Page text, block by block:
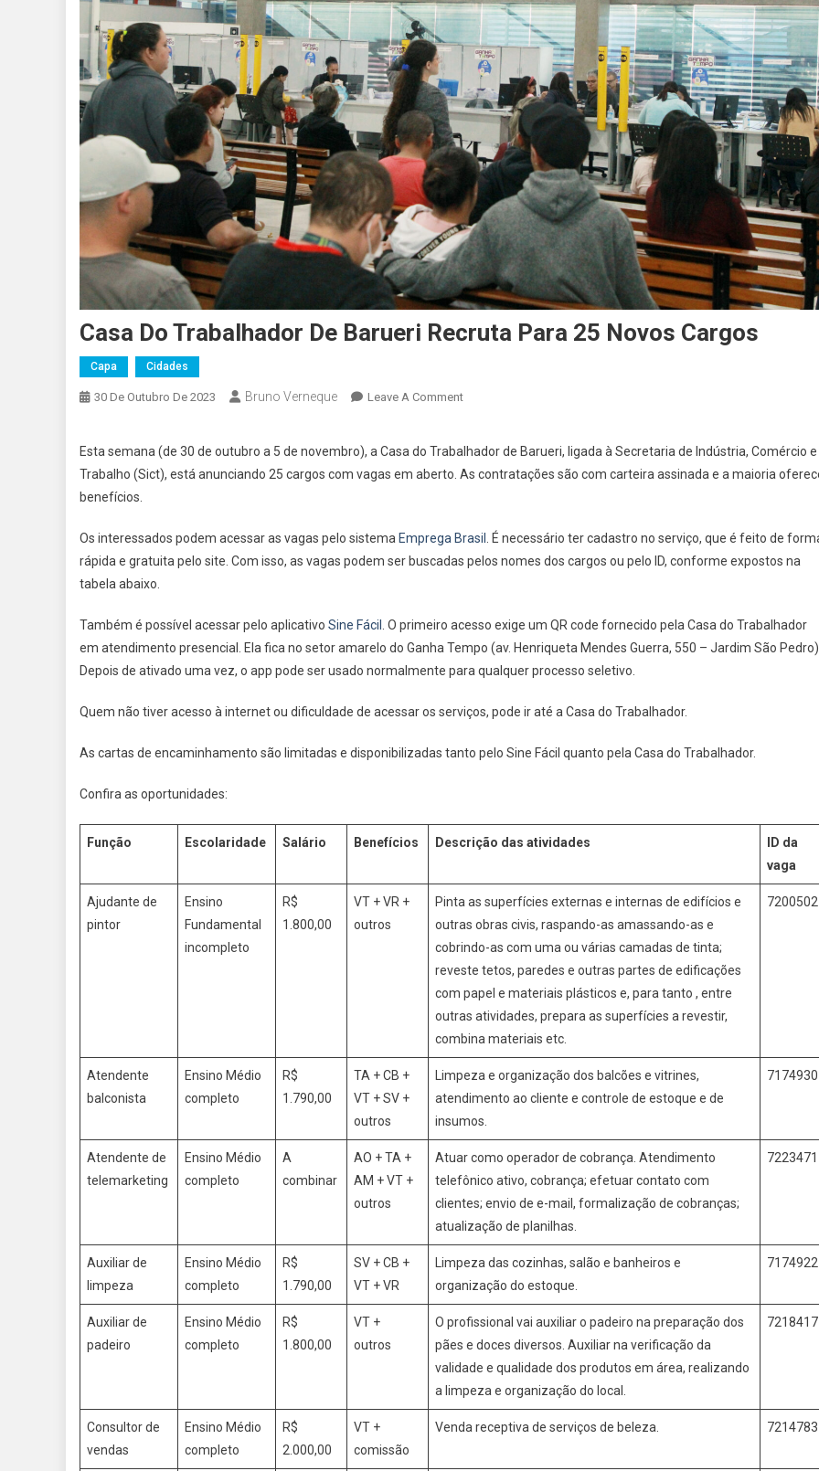
Casa Do Trabalhador De Barueri Recruta Para 25 Novos Cargos
Capa Cidades
30 De Outubro De 2023 Bruno Verneque Leave A CommentOn
Trabalhador
De
Para
25
Esta semana (de 30 de outubro a 5 de novembro), a Casa do Trabalhador de Barueri, ligada à Secretaria de Indústria, Comércio e
Trabalho (Sict), está anunciando 25 cargos com vagas em aberto. As contratações são com carteira assinada e a maioria
benefícios.
Os interessados podem acessar as vagas pelo sistema Emprega Brasil
. É necessário ter cadastro no serviço, que é feito de
rápida e gratuita pelo site. Com isso, as vagas podem ser buscadas pelos nomes dos cargos ou pelo ID, conforme expostos na
tabela abaixo.
Também é possível acessar pelo aplicativo Sine Fácil
. O primeiro acesso exige um QR code fornecido pela Casa do Trabalhador
em atendimento presencial. Ela fica no setor amarelo do Ganha Tempo (av. Henriqueta Mendes Guerra, 550 – Jardim São Pedro).
Depois de ativado uma vez, o app pode ser usado normalmente para qualquer processo seletivo.
Quem não tiver acesso à internet ou dificuldade de acessar os serviços, pode ir até a Casa do Trabalhador.
As cartas de encaminhamento são limitadas e disponibilizadas tanto pelo Sine Fácil quanto pela Casa do Trabalhador.
Confira as oportunidades:
Função Escolaridade Salário Benefícios Descrição das atividades
ID da
vaga
Ajudante de
pintor
Ensino
Fundamental
incompleto
R$
1.800,00
VT + VR +
outros
Pinta as superfícies externas e internas de edifícios e
outras obras civis, raspando-as amassando-as e
cobrindo-as com uma ou várias camadas de tinta;
reveste tetos, paredes e outras partes de edificações
com papel e materiais plásticos e, para tanto , entre
outras atividades, prepara as superfícies a revestir,
combina materiais etc.
7200502
Atendente
balconista
Ensino Médio
completo
R$
1.790,00
TA + CB +
VT + SV +
outros
Limpeza e organização dos balcões e vitrines,
atendimento ao cliente e controle de estoque e de
insumos.
7174930
Atendente de
telemarketing
Ensino Médio
completo
A
combinar
AO + TA +
AM + VT +
outros
Atuar como operador de cobrança. Atendimento
telefônico ativo, cobrança; efetuar contato com
clientes; envio de e-mail, formalização de cobranças;
atualização de planilhas.
7223471
Auxiliar de
limpeza
Ensino Médio
completo
R$
1.790,00
SV + CB +
VT + VR
Limpeza das cozinhas, salão e banheiros e
organização do estoque.
7174922
Auxiliar de
padeiro
Ensino Médio
completo
R$
1.800,00
VT +
outros
O profissional vai auxiliar o padeiro na preparação dos
pães e doces diversos. Auxiliar na verificação da
validade e qualidade dos produtos em área, realizando
a limpeza e organização do local.
7218417
Consultor de
vendas
Ensino Médio
completo
R$
2.000,00
VT +
comissão
Venda receptiva de serviços de beleza. 7214783